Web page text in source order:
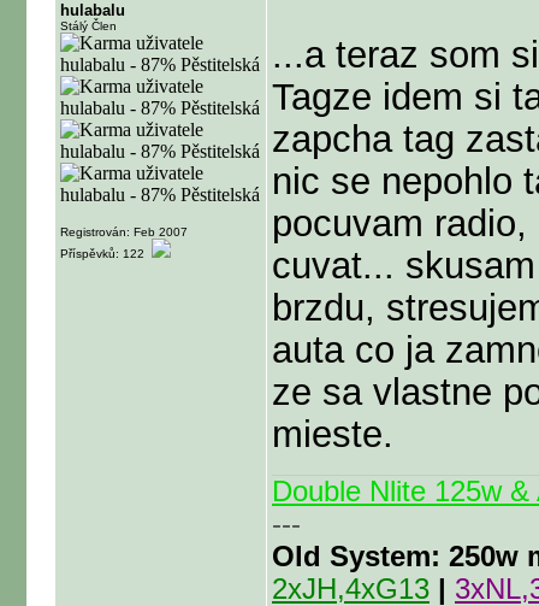
hulabalu
Stálý Člen
Registrován: Feb 2007
Příspěvků: 122
...a teraz som
Tagze idem si
zapcha tag
nic se nepohlo
pocuvam
cuvat...
brzdu,
auta co ja
ze sa vlastne
mieste.
Double Nlite 125w
---
Old System: 250w
2xJH,4xG13 |